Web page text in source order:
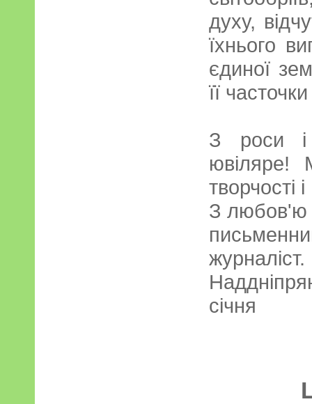
духу,
їхнього
єдиної
її
З роси
ювіляре!
творчості
З любов'ю
журналіст.
січня